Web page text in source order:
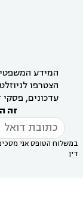
המידע
הצטרפו
עדכונים, פסקי
זה
במשלוח הטופס אני
דין